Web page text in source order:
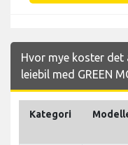
Hvor mye koster det
leiebil med GREEN
Kategori